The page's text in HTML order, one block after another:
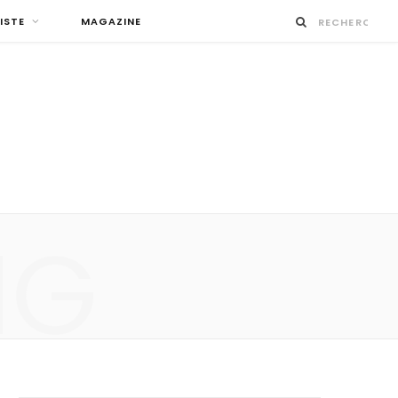
MAGAZINE